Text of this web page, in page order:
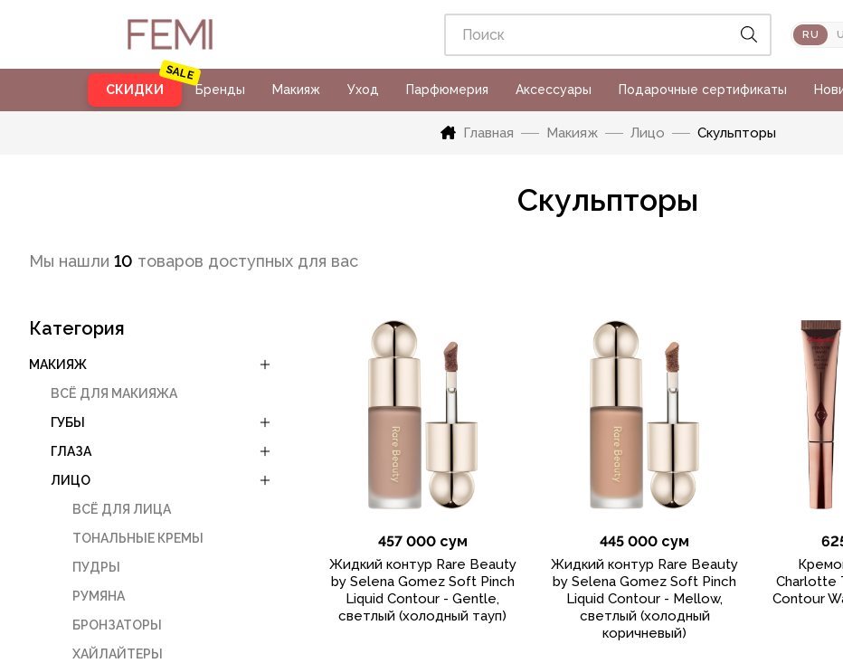
RU
СКИДКИ Бренды Макияж Уход Парфюмерия Аксессуары Подарочные сертификаты
Главная Макияж Лицо Скульпторы
Скульпторы
Мы нашли 10 товаров доступных для вас
457 000 сум
Жидкий контур Rare Beauty
by Selena Gomez Soft Pinch
Liquid Contour - Gentle,
светлый (холодный тауп)
445 000 сум
Жидкий контур Rare Beauty
by Selena Gomez Soft Pinch
Liquid Contour - Mellow,
светлый (холодный
коричневый)
Charlotte
Contour
Категория
МАКИЯЖ
ВСЁ ДЛЯ МАКИЯЖА
ГУБЫ
ГЛАЗА
ЛИЦО
ВСЁ ДЛЯ ЛИЦА
ТОНАЛЬНЫЕ КРЕМЫ
ПУДРЫ
РУМЯНА
БРОНЗАТОРЫ
ХАЙЛАЙТЕРЫ